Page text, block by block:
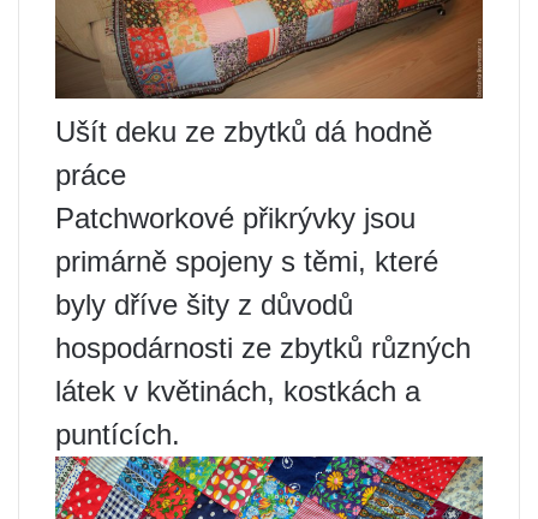
Ušít deku ze zbytků dá hodně
práce
Patchworkové přikrývky jsou
primárně spojeny s těmi, které
byly dříve šity z důvodů
hospodárnosti ze zbytků různých
látek v květinách, kostkách a
puntících.